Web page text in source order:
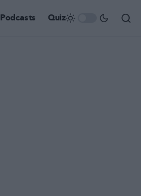
Podcasts Quiz